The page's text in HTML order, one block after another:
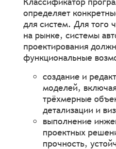
определяет
для систем. Для того
на рынке, системы
проектирования
функциональные
создание и
моделей,
трёхмерные
детализации и
выполнение
проектных
прочность,